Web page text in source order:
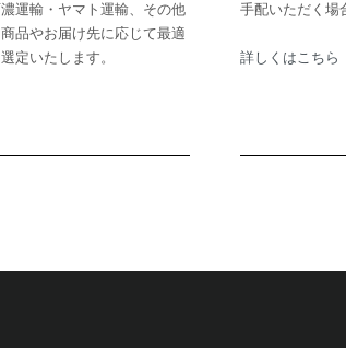
運輸・ヤマト運輸、その他
品やお届け先に応じて最適
定いたします。
手配いただく場
詳しくはこちら